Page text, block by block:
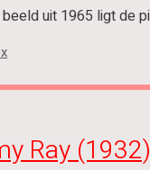
uit 1965 ligt de
Ray